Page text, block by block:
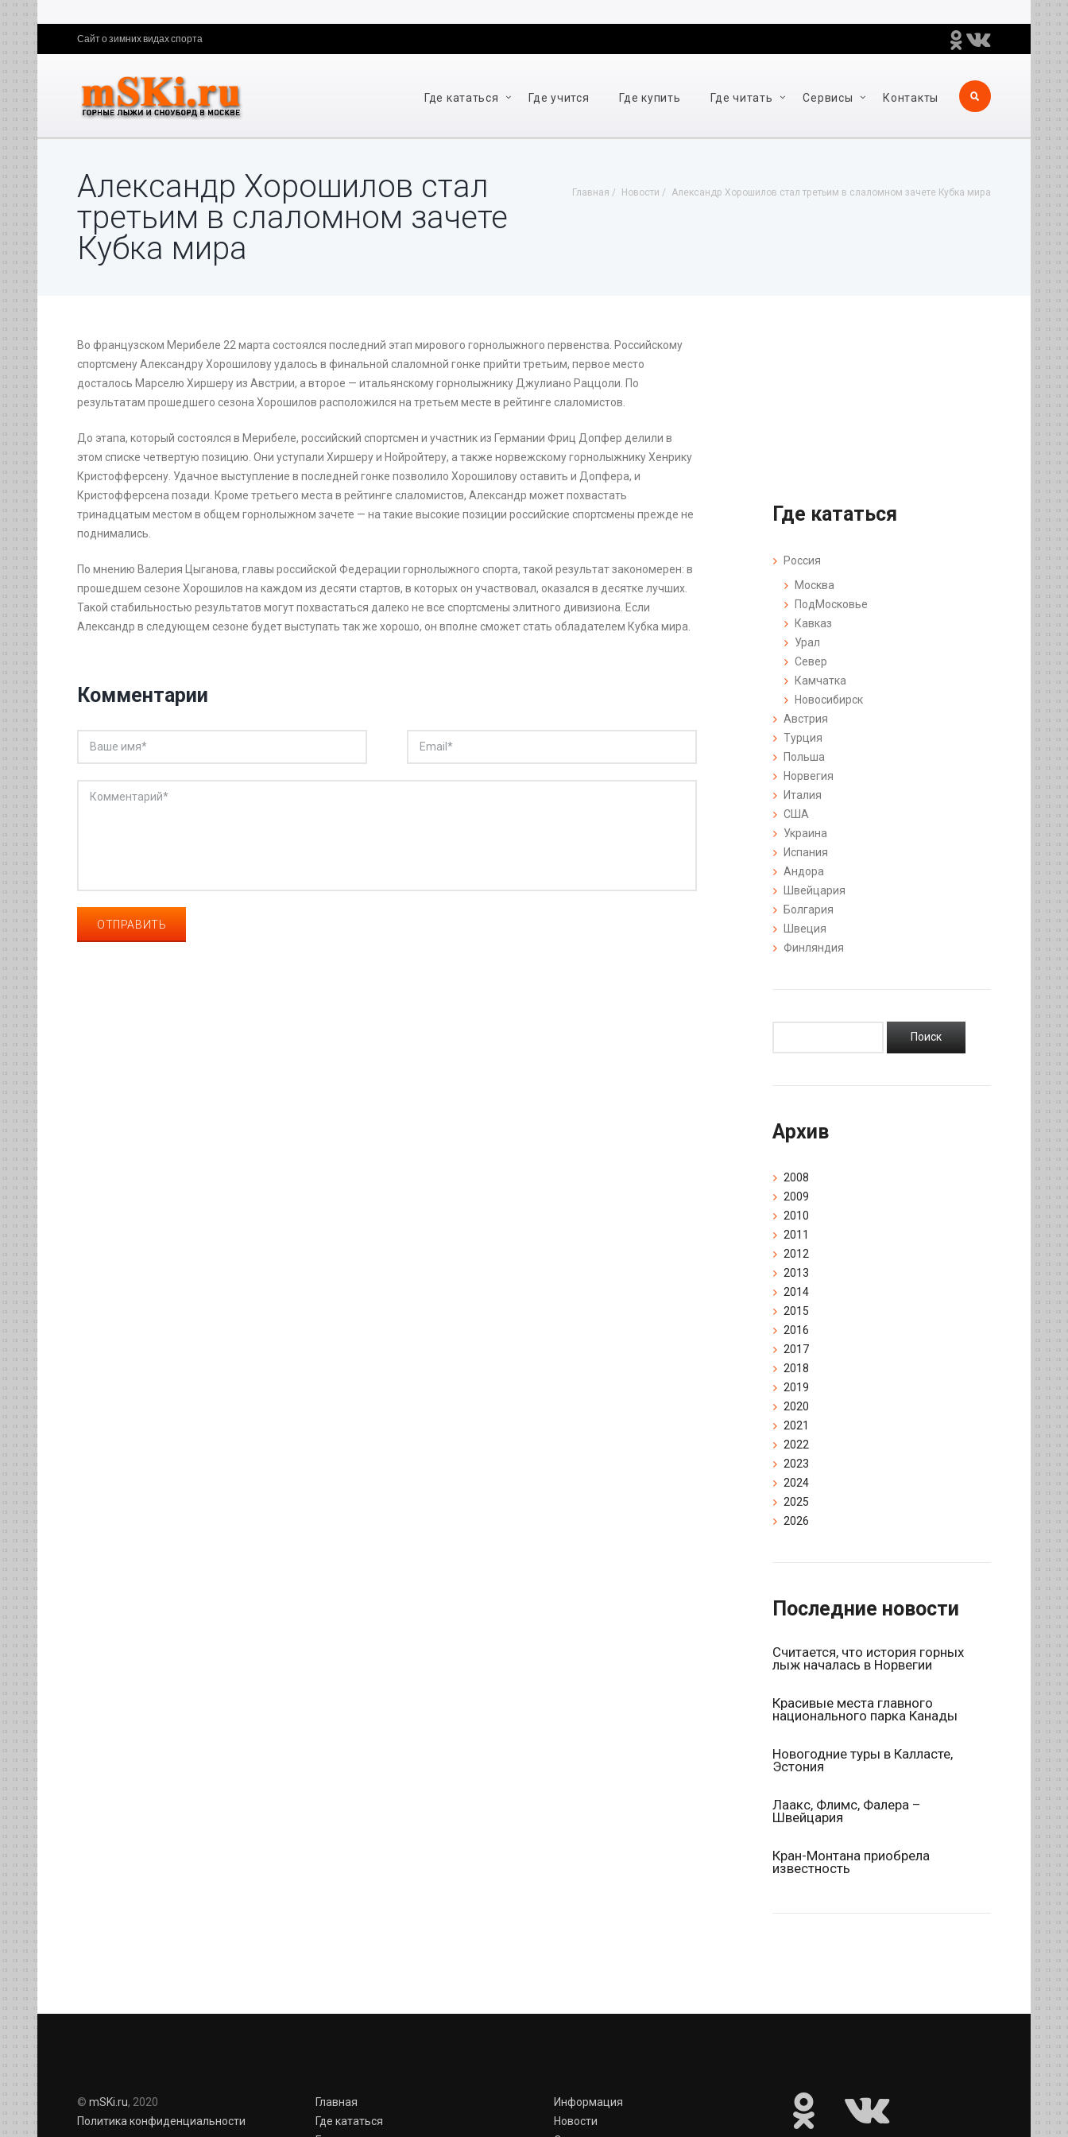
Сайт о зимних видах спорта
Где кататься Где учится Где купить Где читать Сервисы Контакты
Главная Новости Александр Хорошилов стал третьим в слаломном зачете Кубка мира
Александр Хорошилов стал
третьим в слаломном зачете
Кубка мира
Во французском Мерибеле 22 марта состоялся последний этап мирового горнолыжного первенства. Российскому
спортсмену Александру Хорошилову удалось в финальной слаломной гонке прийти третьим, первое место
досталось Марселю Хиршеру из Австрии, а второе — итальянскому горнолыжнику Джулиано Раццоли. По
результатам прошедшего сезона Хорошилов расположился на третьем месте в рейтинге слаломистов.
До этапа, который состоялся в Мерибеле, российский спортсмен и участник из Германии Фриц Допфер делили в
этом списке четвертую позицию. Они уступали Хиршеру и Нойройтеру, а также норвежскому горнолыжнику Хенрику
Кристофферсену. Удачное выступление в последней гонке позволило Хорошилову оставить и Допфера, и
Кристофферсена позади. Кроме третьего места в рейтинге слаломистов, Александр может похвастать
тринадцатым местом в общем горнолыжном зачете — на такие высокие позиции российские спортсмены прежде не
поднимались.
По мнению Валерия Цыганова, главы российской Федерации горнолыжного спорта, такой результат закономерен: в
прошедшем сезоне Хорошилов на каждом из десяти стартов, в которых он участвовал, оказался в десятке лучших.
Такой стабильностью результатов могут похвастаться далеко не все спортсмены элитного дивизиона. Если
Александр в следующем сезоне будет выступать так же хорошо, он вполне сможет стать обладателем Кубка мира.
Комментарии
Где кататься
Россия
Москва
ПодМосковье
Кавказ
Урал
Север
Камчатка
Новосибирск
Австрия
Турция
Польша
Норвегия
Италия
США
Украина
Испания
Андора
Швейцария
Болгария
Швеция
Финляндия
Архив
2008
2009
2010
2011
2012
2013
2014
2015
2016
2017
2018
2019
2020
2021
2022
2023
2024
2025
2026
Последние новости
Считается, что история горных
лыж началась в Норвегии
Красивые места главного
национального парка Канады
Новогодние туры в Калласте,
Эстония
Лаакс, Флимс, Фалера –
Швейцария
Кран-Монтана приобрела
известность
© mSKi.ru, 2020
Политика конфиденциальности
Главная
Где кататься
Информация
Новости